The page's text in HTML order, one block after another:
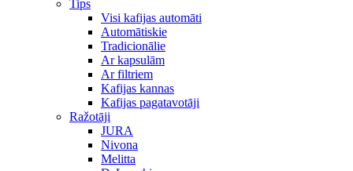
Tips
Visi kafijas automāti
Automātiskie
Tradicionālie
Ar kapsulām
Ar filtriem
Kafijas kannas
Kafijas pagatavotāji
Ražotāji
JURA
Nivona
Melitta